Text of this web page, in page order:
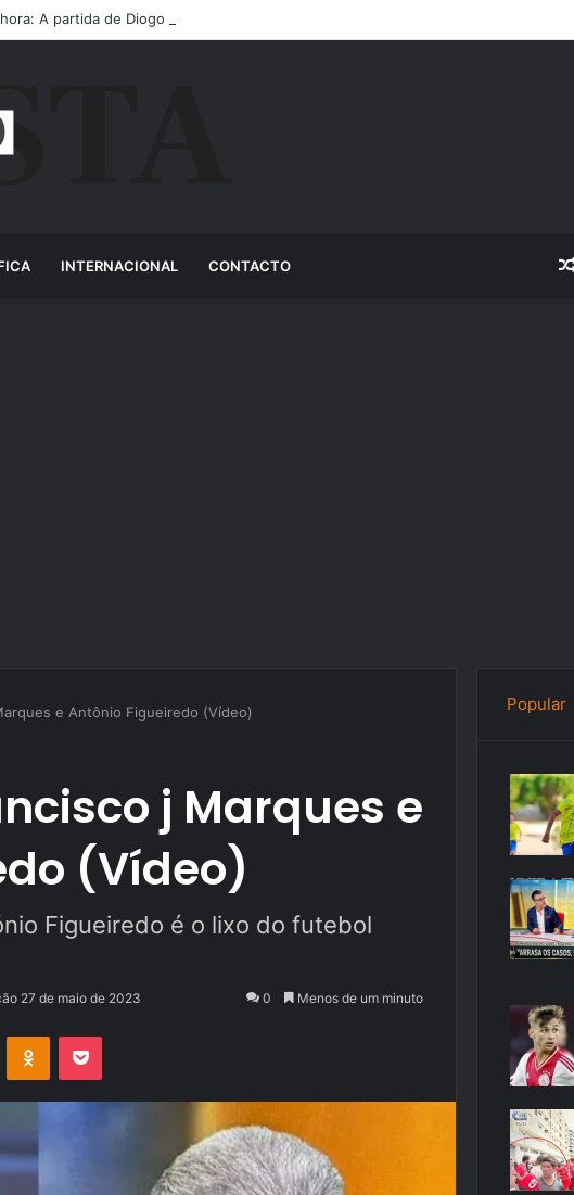
A partida de Diogo Jota ainda é motivo de choro
INTERNACIONAL CONTACTO
e Antônio Figueiredo (Vídeo)
j Marques e
(Vídeo)
Figueiredo é o lixo do futebol
27 de maio de 2023 0 Menos de um minuto
OK Pocket
Popular